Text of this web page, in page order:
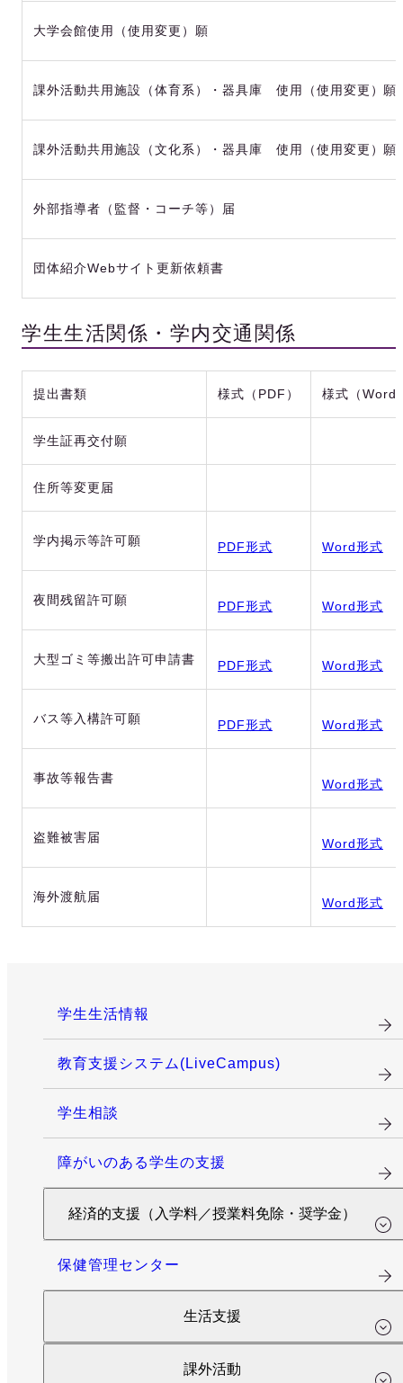
大学会館使用（使用変更）願
課外活動共用施設（体育系）・器具庫 使用（使用変更）願
課外活動共用施設（文化系）・器具庫 使用（使用変更）願
外部指導者（監督・コーチ等）届
団体紹介Webサイト更新依頼書
学生生活関係・学内交通関係
提出書類 様式（PDF） 様式（Word
学生証再交付願
住所等変更届
学内掲示等許可願 PDF形式 Word形式
夜間残留許可願 PDF形式 Word形式
大型ゴミ等搬出許可申請書 PDF形式 Word形式
バス等入構許可願 PDF形式 Word形式
事故等報告書 Word形式
盗難被害届 Word形式
海外渡航届 Word形式
学生生活情報
教育支援システム(LiveCampus)
学生相談
障がいのある学生の支援
経済的支援（入学料／授業料免除・奨学金）
保健管理センター
生活支援
課外活動